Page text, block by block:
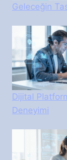
Geleceğin
Dijital
Deneyimi